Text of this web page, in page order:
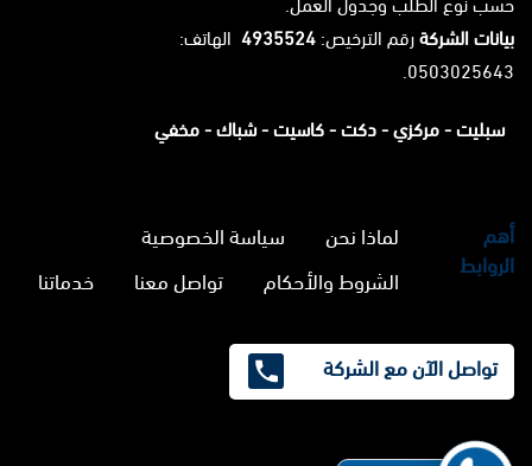
حسب نوع الطلب وجدول العمل.
بيانات الشركةرقم الترخيص: 4935524 الهاتف:
0503025643.
سبليت -مركزي -دكت -كاسيت -شباك -مخفي
أهم
الروابط
لماذا نحن
سياسة الخصوصية
الشروط والأحكام
تواصل معنا خدماتنا
تواصل الآن مع الشركة